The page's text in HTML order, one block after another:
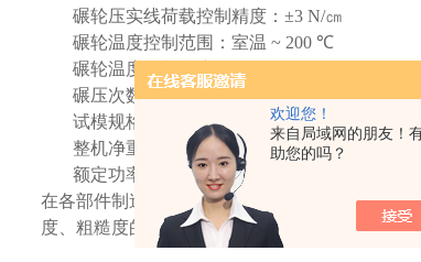
欢迎您！
来自局域网的朋友！
助您的吗？
碾轮压实线荷载控制精度：±3 N/㎝
碾轮温度控制范围：室温 ~ 200 ℃
碾轮温度控制精度：±
碾压次数：12次/min±1次/min
试模规格：
300 mm× 300 mm×（30~100
整机净重
=480 kg
额定功率：
380V AC、
（需有工作零
在各部件制造中，对密封性、耐久性有很高的
度、粗糙度的问题。特别是液压缸制造中广泛应